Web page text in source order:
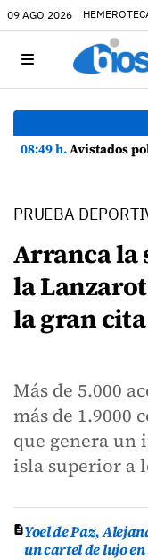
09 AGO 2026
08:49 h.Avistados pollos jóvenes
PRUEBA
Arranca la
la
la gran
Más de 5.000
más de 1.9000
que genera un
isla superior a
Yoel de Paz,
un cartel de lujo